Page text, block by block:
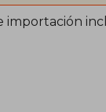
importación